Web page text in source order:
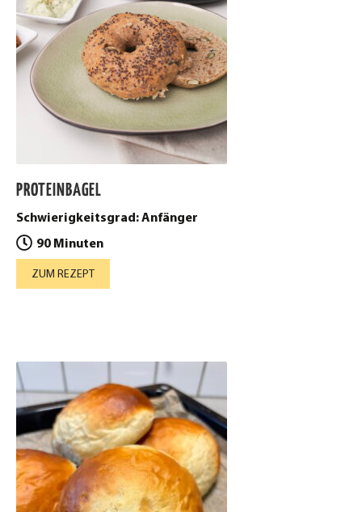
PROTEINBAGEL
Schwierigkeitsgrad: Anfänger
90 Minuten
ZUM REZEPT